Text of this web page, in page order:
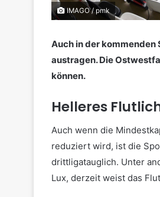
IMAGO / pmk
Auch in der kommenden
austragen. Die
können.
Helleres
Auch wenn die
reduziert wird, ist die
drittligatauglich. Unter
Lux, derzeit weist das